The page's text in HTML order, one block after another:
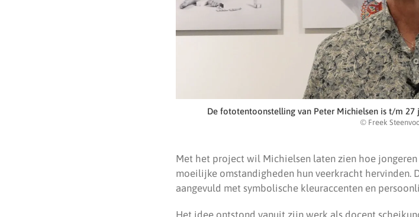
De fototentoonstelling van Peter Michielsen is t/m
© Freek
Met het project wil Michielsen laten zien hoe
moeilijke omstandigheden hun veerkracht hervinden.
aangevuld met symbolische kleuraccenten en
Het idee ontstond vanuit zijn werk als docent